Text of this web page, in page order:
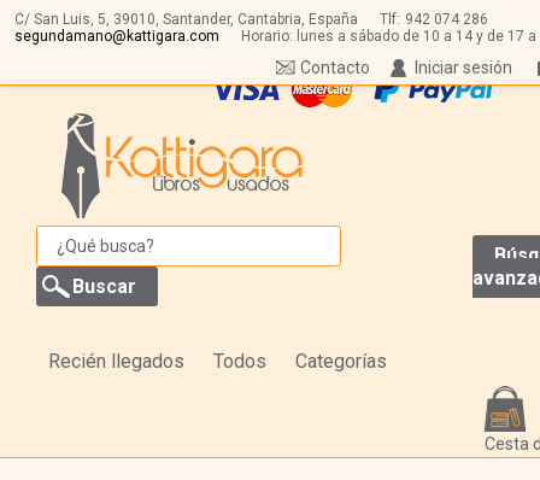
C/ San Luis, 5, 39010, Santander, Cantabria, España Tlf: 942 074 286
segundamano@kattigara.com
Horario: lunes a sábado de 10 a 14 y de 17 a
Iniciar sesión
Contacto
Recién llegados Todos Categorías
Cesta